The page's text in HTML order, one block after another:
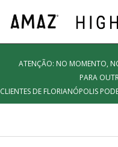
ATENÇÃO: NO MOMENTO,
PARA
CLIENTES DE FLORIANÓPOLIS